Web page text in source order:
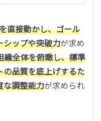
直接動かし、ゴール
シップや突破力が求め
織全体を俯瞰し、標準
品質を底上げするた
な調整能力が求められ